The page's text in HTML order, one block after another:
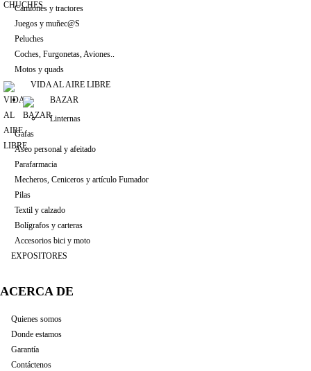
Camiones y tractores
Juegos y muñec@S
Peluches
Coches, Furgonetas, Aviones..
Motos y quads
VIDA AL AIRE LIBRE
BAZAR
Linternas
Gafas
Aseo personal y afeitado
Parafarmacia
Mecheros, Ceniceros y artículo Fumador
Pilas
Textil y calzado
Bolígrafos y carteras
Accesorios bici y moto
EXPOSITORES
ACERCA DE
Quienes somos
Donde estamos
Garantía
Contáctenos